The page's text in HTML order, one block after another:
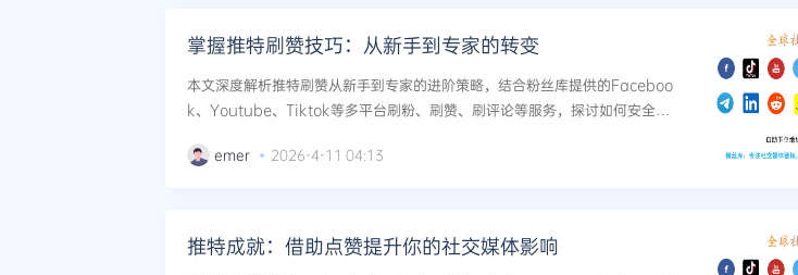
掌握推特刷赞技巧：从新手到专家的转变
本文深度解析推特刷赞从新手到专家的进阶策略，结合粉丝库提供的Faceboo
k、Youtube、Tiktok等多平台刷粉、刷赞、刷评论等服务，探讨如何安全高
emer 2026-4-11 04:13
推特成就：借助点赞提升你的社交媒体影响